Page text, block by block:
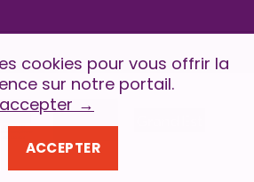
cookies pour vous offrir la
sur notre portail.
accepter→
ACCEPTER